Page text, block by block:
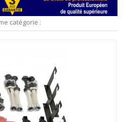
catégorie :